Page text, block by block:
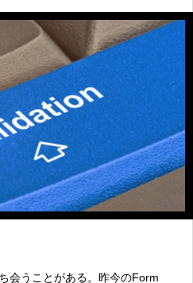
会うことがある。昨今のForm